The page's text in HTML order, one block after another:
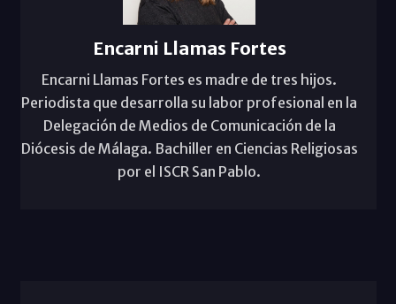
Encarni Llamas Fortes
Encarni Llamas Fortes es madre de tres hijos.
Periodista que desarrolla su labor profesional en la
Delegación de Medios de Comunicación de la
Diócesis de Málaga. Bachiller en Ciencias Religiosas
por el ISCR San Pablo.